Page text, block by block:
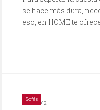
se hace más dura,
eso, en HOME te
Sofás
31/08/2012